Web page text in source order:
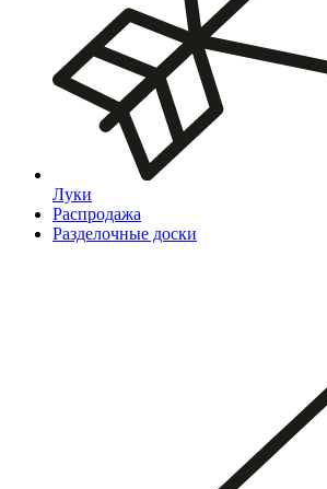
Луки
Распродажа
Разделочные доски